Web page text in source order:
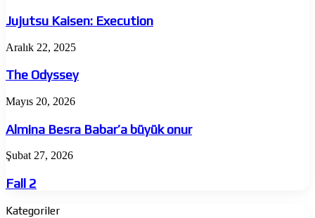
Execution
Jujutsu Kaisen: Execution
The
Aralık 22, 2025
The Odyssey
Almina
Babar’a
büyük
onur
Mayıs 20, 2026
Almina Besra Babar’a büyük onur
Fall
Şubat 27, 2026
Fall 2
Kategoriler